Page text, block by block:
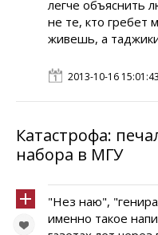
легче объяснить
не те, кто гребет
живешь, а
2013-10-16 15:01:43
Катастрофа:
набора в МГУ
"Нез наю",
именно такое